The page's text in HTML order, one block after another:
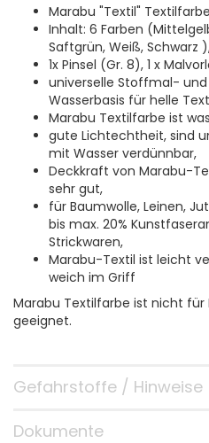
Marabu "Textil"
Inhalt: 6 Farben
Saftgrün, Weiß, Schwarz
1x Pinsel (Gr. 8), 1 x
universelle Stoffmal-
Wasserbasis für helle
Marabu Textilfarbe ist
gute Lichtechtheit, sind
mit Wasser verdünnbar,
Deckkraft von Marabu-
sehr gut,
für Baumwolle, Leinen,
bis max. 20%
Strickwaren,
Marabu-Textil ist leicht
weich im Griff
Marabu Textilfarbe ist nicht für
geeignet.
Gefahrstoffe / Hinweise
Dokumente